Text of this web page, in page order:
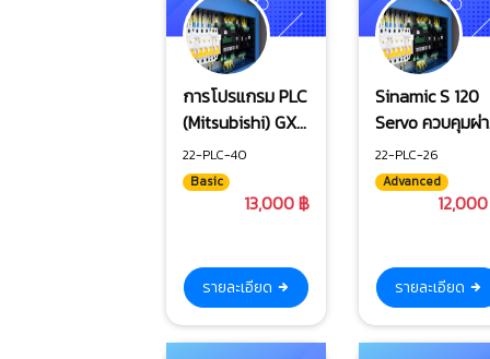
การโปรแกรม PLC
(Mitsubishi) GX-
Work 2 ระดับพื้น
ฐาน
22-PLC-40
Basic
13,000 ฿
รายละเอียด
Sinamic S 120
Servo ควบคุมผ่
PLC Siemens
22-PLC-26
Advanced
รายละเอียด